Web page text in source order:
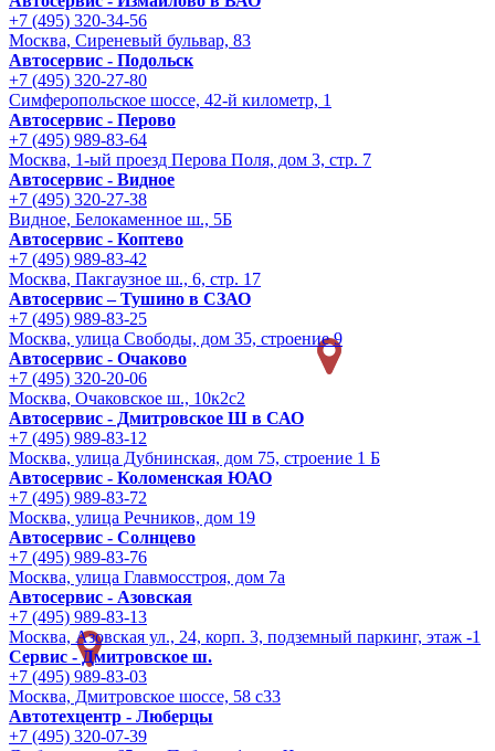
+7 (495) 320-34-56
Москва, Сиреневый бульвар, 83
Автосервис - Подольск
+7 (495) 320-27-80
Симферопольское шоссе, 42-й километр, 1
Автосервис - Перово
+7 (495) 989-83-64
Москва, 1-ый проезд Перова Поля, дом 3, стр. 7
Автосервис - Видное
+7 (495) 320-27-38
Видное, Белокаменное ш., 5Б
Автосервис - Коптево
+7 (495) 989-83-42
Москва, Пакгаузное ш., 6, стр. 17
Автосервис – Тушино в СЗАО
+7 (495) 989-83-25
Москва, улица Свободы, дом 35, строение 9
Автосервис - Очаково
+7 (495) 320-20-06
Москва, Очаковское ш., 10к2с2
Автосервис - Дмитровское Ш в САО
+7 (495) 989-83-12
Москва, улица Дубнинская, дом 75, строение 1 Б
Автосервис - Коломенская ЮАО
+7 (495) 989-83-72
Москва, улица Речников, дом 19
Автосервис - Солнцево
+7 (495) 989-83-76
Москва, улица Главмосстроя, дом 7а
Автосервис - Азовская
+7 (495) 989-83-13
Москва, Азовская ул., 24, корп. 3, подземный паркинг, этаж -1
Сервис - Дмитровское ш.
+7 (495) 989-83-03
Москва, Дмитровское шоссе, 58 с33
Автотехцентр - Люберцы
+7 (495) 320-07-39